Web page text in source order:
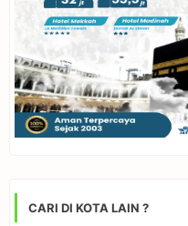
CARI DI KOTA LAIN ?